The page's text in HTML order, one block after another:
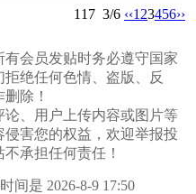
117 3/6 ‹‹1 23456››
有会员发贴时务必遵守国家
绝任何色情、盗版、反
除！
、用户上传内容或图片等
害您的权益，欢迎举报投
承担任何责任！
间是 2026-8-9 17:50